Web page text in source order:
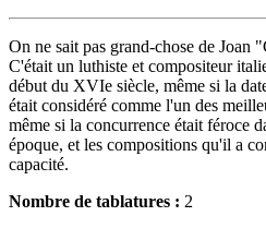
On ne sait pas grand-chose de
C'était un luthiste et compositeur
début du XVIe siècle, même si la
était considéré comme l'un des
même si la concurrence était féroce
époque, et les compositions qu'il a
capacité.
Nombre de tablatures : 2